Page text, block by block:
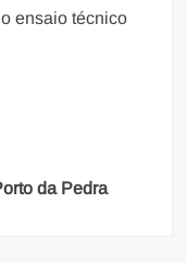
ensaio técnico
da Pedra